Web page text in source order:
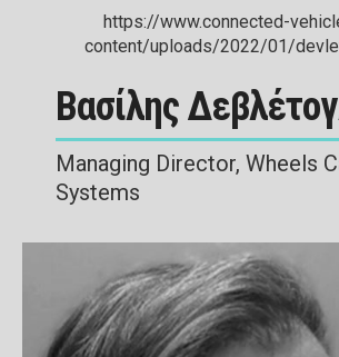
Βασίλης
Managing Director, Wheels
Systems